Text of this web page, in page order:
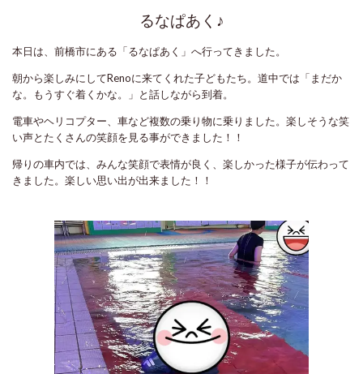
るなぱあく♪
本日は、前橋市にある「るなぱあく」へ行ってきました。
朝から楽しみにしてRenoに来てくれた子どもたち。道中では「まだか
な。もうすぐ着くかな。」と話しながら到着。
電車やヘリコプター、車など複数の乗り物に乗りました。楽しそうな笑
い声とたくさんの笑顔を見る事ができました！！
帰りの車内では、みんな笑顔で表情が良く、楽しかった様子が伝わって
きました。楽しい思い出が出来ました！！